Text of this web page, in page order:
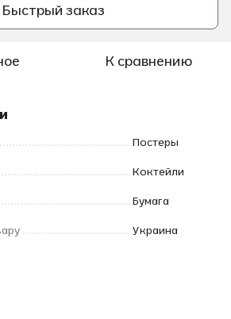
Быстрый заказ
К сравнению
Постеры
Коктейли
Бумага
Украина